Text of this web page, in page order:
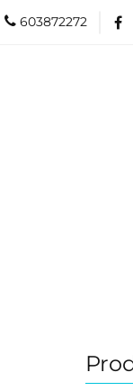
603872272
PROMOCJE/